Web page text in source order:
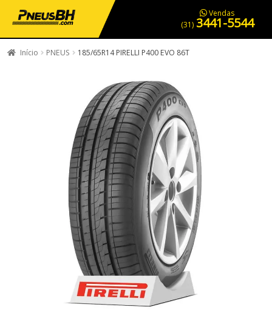
PNEUS EM OFERTA SERVIÇOS AUTOMOTIVOS NOSSA LOJA
Vendas
(31) 3441-5544
Início PNEUS 185/65R14 PIRELLI P400 EVO 86T